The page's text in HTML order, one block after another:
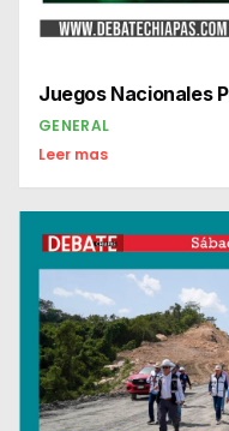
Juegos Nacionales
GENERAL
Leer mas